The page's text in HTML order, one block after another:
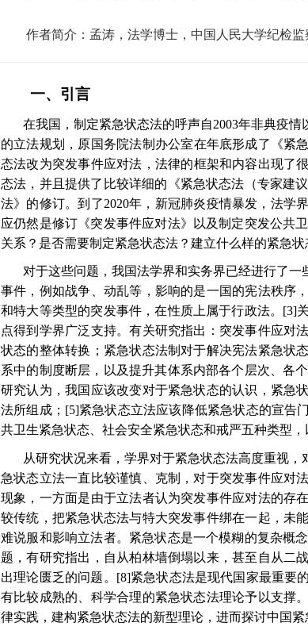
作者简介：孟涛，法学博士，中国人民大学纪检监
一、引言
在我国，制定紧急状态法的呼声自2003年非典疫情
的立法规划，原国务院法制办公室在年底形成了《紧
态法改为突发事件应对法，法律的框架和内容出现了很
态法，并且提供了比较详细的《紧急状态法（专家建议
法》的修订。到了2020年，新冠肺炎疫情暴发，法学
应仍然是修订《突发事件应对法》以及制定突发公共
关系？是否需要制定紧急状态法？建立什么样的紧急
对于这些问题，我国法学界和实务界已经进行了
事件，例如战争、动乱等，影响的是一国的宪法秩序
和特大等类型的突发事件，在性质上属于行政法。 [3]
点得到学界广泛支持。有关研究指出：突发事件应对
状态的整体转换；紧急状态法制对于解决宪法紧急状
系中的制度断层，以及提升其体系内部各个层次、各
研究认为，我国应该改变对于紧急状态的认识，紧急
法所组成； [5]紧急状态立法应该降低紧急状态的宣告
共卫生紧急状态、社会安全紧急状态和戒严五种类型，
从研究状况来看，学界对于紧急状态法高度重视
急状态立法一直比较谨慎、克制，对于突发事件应对
现象，一方面是由于立法者认为突发事件应对法的存
较传统，把紧急状态法与特大突发事件绑在一起，未
难说服和影响立法者。紧急状态是一个模糊的复杂概
题，有研究指出，自从柏林墙倒塌以来，甚至自从二
出理论匮乏的问题。 [8]紧急状态法是现代国家最重要
有比较成熟的、科学合理的紧急状态法理论予以支撑
律实践，建构紧急状态法的新型理论，进而探讨中国紧